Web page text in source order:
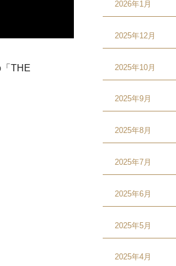
THE
2026年1月
2025年12月
2025年10月
2025年9月
2025年8月
2025年7月
2025年6月
2025年5月
2025年4月